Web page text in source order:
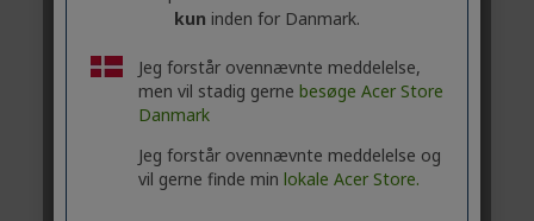
kun inden for Danmark.
Jeg forstår ovennævnte meddelelse,
men vil stadig gerne besøge Acer Store
Danmark
Jeg forstår ovennævnte meddelelse og
vil gerne finde min lokale Acer Store.